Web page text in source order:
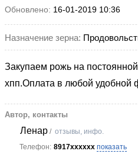
Обновлено: 16-01-2019 10:36
Назначение зерна:
Закупаем рожь на
хпп.Оплата в любой
Автор, контакты
Ленар / отзывы, инфо.
Телефон: 8917xxxxxx показать